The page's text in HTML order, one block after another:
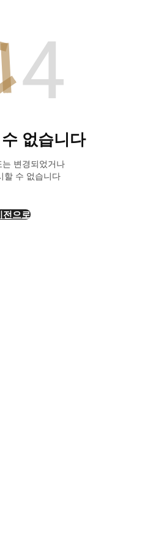
없습니다
변경되었거나
할 수 없습니다
전으로